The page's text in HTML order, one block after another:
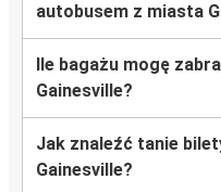
autobusem z miasta
Ile bagażu mogę
Gainesville?
Jak znaleźć tanie
Gainesville?